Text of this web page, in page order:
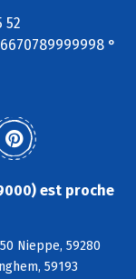
52
°
est proche
Nieppe, 59280
59193